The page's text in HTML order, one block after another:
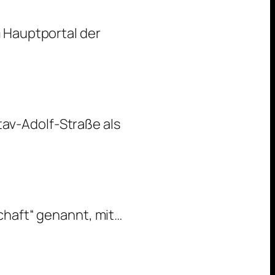
Hauptportal der
Adolf-Straße als
genannt, mit…